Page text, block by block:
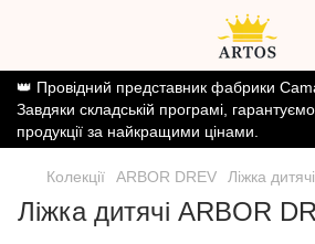
👑 Провідний представник фабрики Cama
Завдяки складській програмі,
продукції за найкращими цінами.
Колекції ARBOR DREV Ліжка
Ліжка дитячі ARBOR